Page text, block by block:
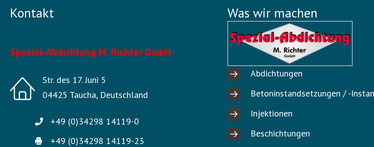
Kontakt
Spezial-Abdichtung M. Richter GmbH
Str. des 17. Juni 5
04425 Taucha, Deutschland
+49 (0)34298 14119-0
+49 (0)34298 14119-23
Was wir machen
Abdichtungen
Betoninstandsetzungen / -
Injektionen
Beschichtungen